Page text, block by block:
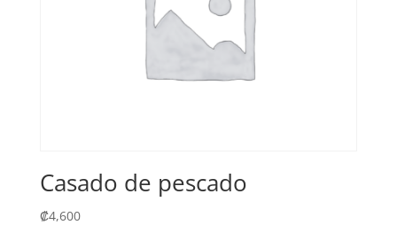
Casado de pescado
₡4,600